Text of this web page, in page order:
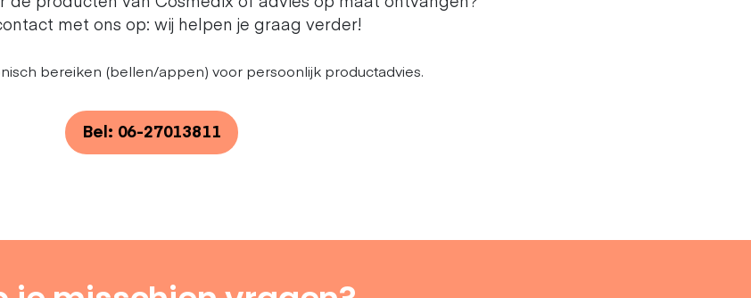
met ons op: wij helpen je graag verder!
bereiken (bellen/appen) voor persoonlijk productadvies.
Bel: 06-27013811